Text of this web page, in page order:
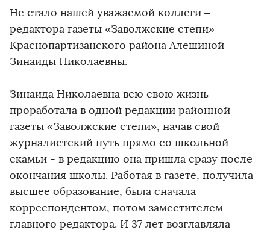
Не стало нашей уважаемой коллеги –
редактора газеты «Заволжские степи»
Краснопартизанского района Алешиной
Зинаиды Николаевны.
Зинаида Николаевна всю свою жизнь
проработала в одной редакции районной
газеты «Заволжские степи», начав свой
журналистский путь прямо со школьной
скамьи - в редакцию она пришла сразу после
окончания школы. Работая в газете, получила
высшее образование, была сначала
корреспондентом, потом заместителем
главного редактора. И 37 лет возглавляла